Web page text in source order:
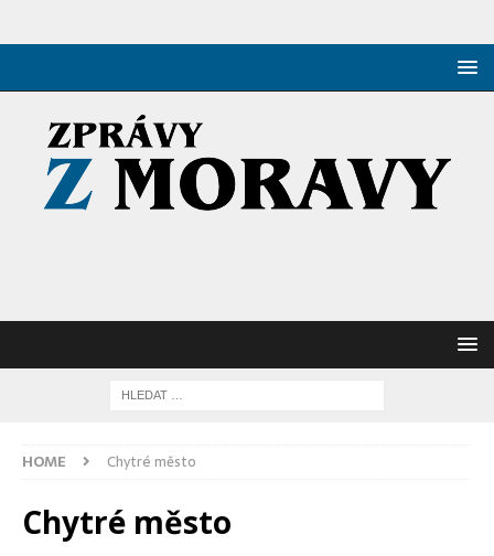
HOME Chytré město
Chytré město